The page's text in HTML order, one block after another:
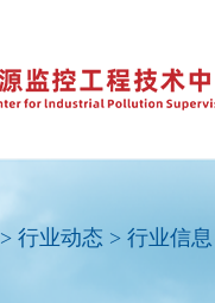
> 行业动态 > 行业信息